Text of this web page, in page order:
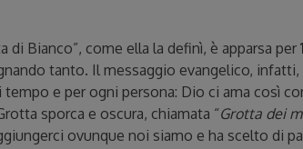
di Bianco”, come ella la definì, è apparsa per
tanto. Il messaggio evangelico, infatti,
e per ogni persona: Dio ci ama così
sporca e oscura, chiamata “Grotta dei
ovunque noi siamo e ha scelto di